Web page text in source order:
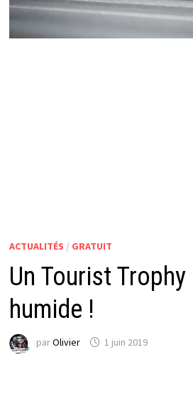
ACTUALITÉS / GRATUIT
Un Tourist
humide !
parOlivier 1 juin 2019